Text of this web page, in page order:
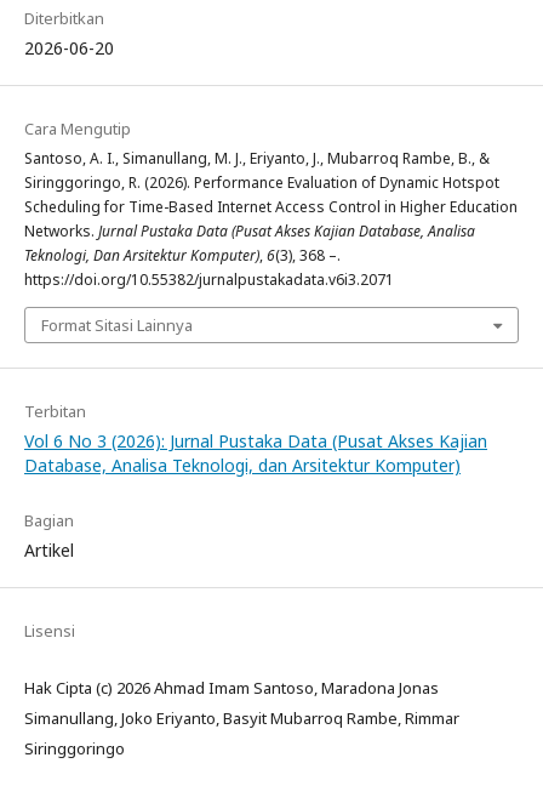
Diterbitkan
2026-06-20
Cara Mengutip
Santoso, A. I., Simanullang, M. J., Eriyanto, J., Mubarroq Rambe, B., &
Siringgoringo, R. (2026). Performance Evaluation of Dynamic Hotspot
Scheduling for Time-Based Internet Access Control in Higher Education
Networks. Jurnal Pustaka Data (Pusat Akses Kajian Database, Analisa
Teknologi, Dan Arsitektur Komputer),6(3), 368 –.
https://doi.org/10.55382/jurnalpustakadata.v6i3.2071
Format Sitasi Lainnya
Terbitan
Vol 6 No 3 (2026): Jurnal Pustaka Data (Pusat Akses Kajian
Database, Analisa Teknologi, dan Arsitektur Komputer)
Bagian
Artikel
Lisensi
Hak Cipta (c) 2026 Ahmad Imam Santoso, Maradona Jonas
Simanullang, Joko Eriyanto, Basyit Mubarroq Rambe, Rimmar
Siringgoringo